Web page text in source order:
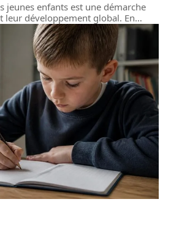
jeunes enfants est une démarche
leur développement global. En…